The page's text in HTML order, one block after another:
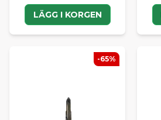
LÄGG I KORGEN
-65%